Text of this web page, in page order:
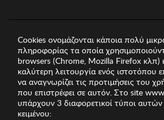
Cookies ονομάζονται κάποια πολύ
πληροφορίας τα οποία
browsers (Chrome, Mozilla Firefox κλπ)
καλύτερη λειτουργία ενός ιστοτόπου
να αναγνωρίζει τις προτιμήσεις του
που επιστρέφει σε αυτόν. Στο site
υπάρχουν 3 διαφορετικοί τύποι
κειμένου: